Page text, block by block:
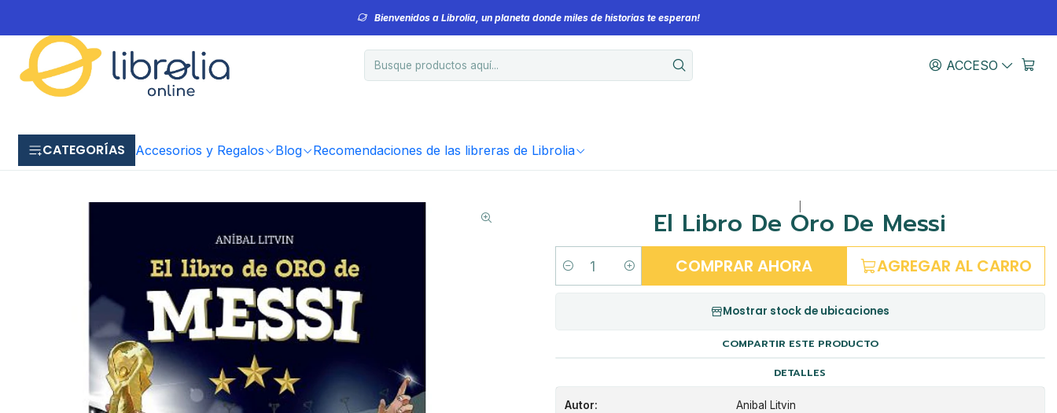
ACCESO
CATEGORÍAS Accesorios y Regalos Blog Recomendaciones de las libreras de Librolia
Bienvenidos a Librolia, un planeta donde miles de historias te esperan!
El Libro De Oro De Messi
Cantidad AGREGAR AL CARRO
COMPRAR AHORA
Mostrar stock de ubicaciones
COMPARTIR ESTE PRODUCTO
DETALLES
Autor: Anibal Litvin